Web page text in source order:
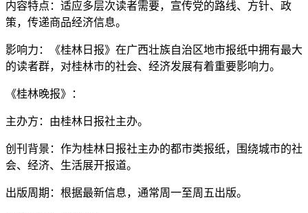
内容特点：适应多层次读者需要，宣传党的路线、方针、政
策，传递商品经济信息。
影响力：《桂林日报》在广西壮族自治区地市报纸中拥有最大
的读者群，对桂林市的社会、经济发展有着重要影响力。
《桂林晚报》：
主办方：由桂林日报社主办。
创刊背景：作为桂林日报社主办的都市类报纸，围绕城市的社
会、经济、生活展开报道。
出版周期：根据最新信息，通常周一至周五出版。